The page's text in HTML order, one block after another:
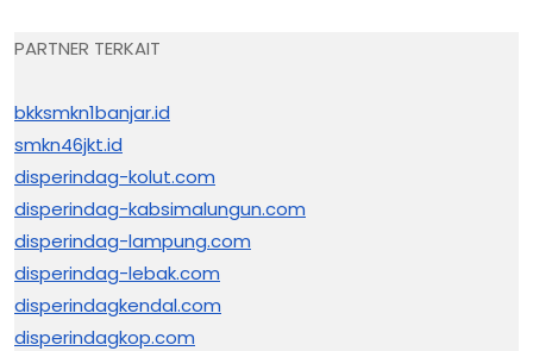
PARTNER TERKAIT
bkksmkn1banjar.id
smkn46jkt.id
disperindag-kolut.com
disperindag-kabsimalungun.com
disperindag-lampung.com
disperindag-lebak.com
disperindagkendal.com
disperindagkop.com